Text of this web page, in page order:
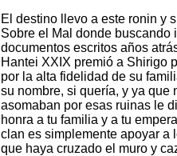
El destino llevo a este ronin y
Sobre el Mal donde
documentos escritos años
Hantei XXIX premió a Shirigo
por la alta fidelidad de su
su nombre, si quería, y ya que
asomaban por esas ruinas le
honra a tu familia y a tu
clan es simplemente apoyar a
que haya cruzado el muro y